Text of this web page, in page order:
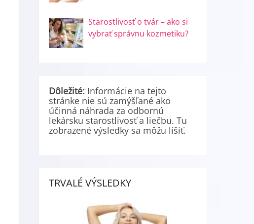
Starostlivosť o tvár – ako si
vybrať správnu kozmetiku?
Dôležité: Informácie na tejto
stránke nie sú zamýšľané ako
účinná náhrada za odbornú
lekársku starostlivosť a liečbu. Tu
zobrazené výsledky sa môžu líšiť.
TRVALÉ VÝSLEDKY